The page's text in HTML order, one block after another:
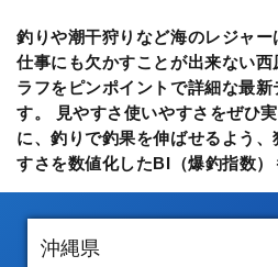
釣りや潮干狩りなど海のレジャ
仕事にも欠かすことが出来ない
ラフをピンポイントで詳細な最新
す。 見やすさ使いやすさをぜひ
に、釣りで釣果を伸ばせるよう
すさを数値化したBI（爆釣指数）